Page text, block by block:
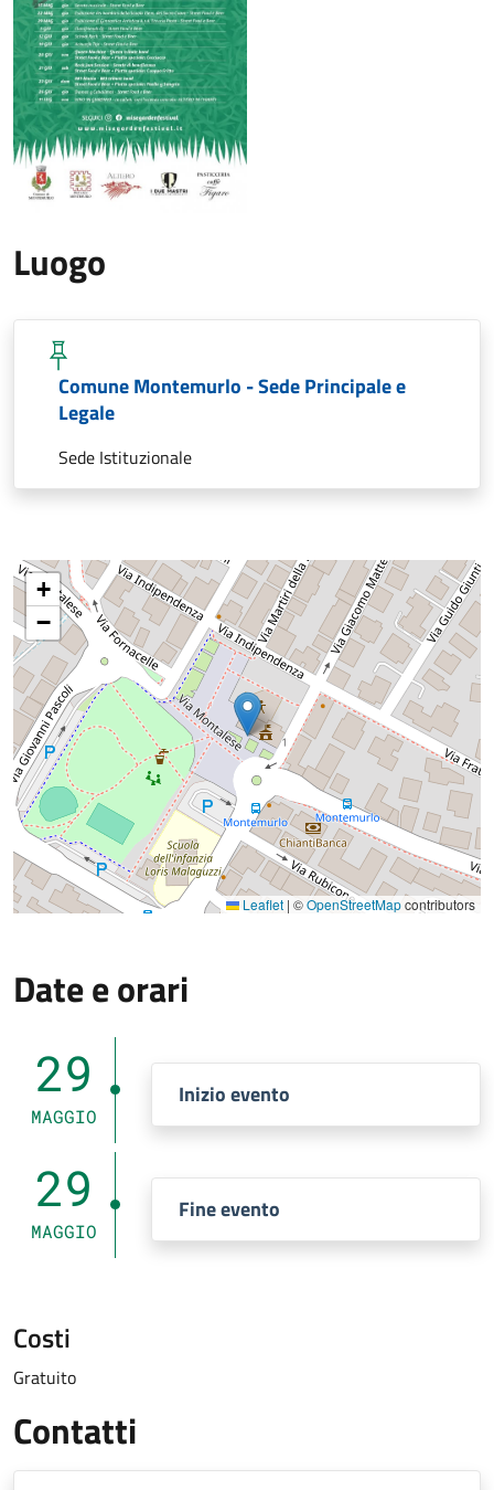
Luogo
Comune Montemurlo - Sede Principale e
Legale
Sede Istituzionale
+
−
Leaflet | ©OpenStreetMapcontributors
Date e orari
29
MAGGIO
Inizio evento
29
MAGGIO
Fine evento
Costi
Gratuito
Contatti